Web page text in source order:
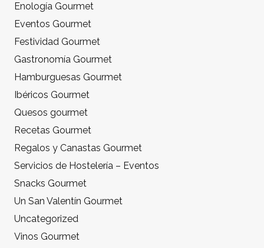
Enología Gourmet
Eventos Gourmet
Festividad Gourmet
Gastronomía Gourmet
Hamburguesas Gourmet
Ibéricos Gourmet
Quesos gourmet
Recetas Gourmet
Regalos y Canastas Gourmet
Servicios de Hostelería – Eventos
Snacks Gourmet
Un San Valentín Gourmet
Uncategorized
Vinos Gourmet